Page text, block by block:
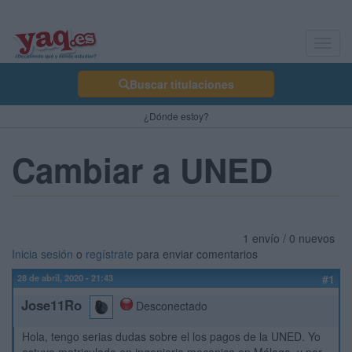
Buscar titulaciones
¿Dónde estoy?
Cambiar a UNED
1 envío / 0 nuevos
Inicia sesión o regístrate para enviar comentarios
28 de abril, 2020 - 21:43 #1
Jose11Ro
Desconectado
Hola, tengo serias dudas sobre el los pagos de la UNED. Yo